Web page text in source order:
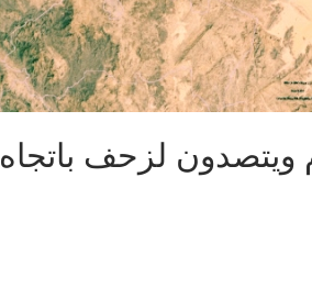
ويتصدون لزحف باتجاه